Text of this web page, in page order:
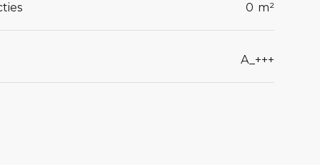
0 m²
A_+++